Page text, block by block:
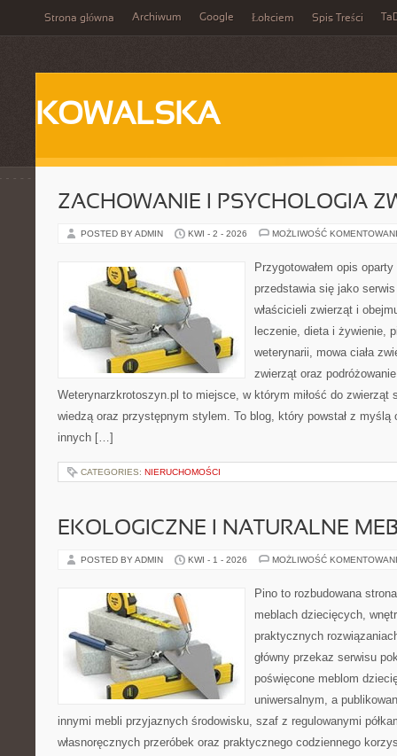
Strona główna Archiwum Google Łokciem Spis Treści
KOWALSKA
ZACHOWANIE I PSYCHOLOGIA
POSTED BY ADMIN KWI - 2 - 2026 MOŻLIWOŚĆ
Przygotowałem opis
przedstawia się jako
właścicieli zwierząt i
leczenie, dieta i żywienie,
weterynarii, mowa ciała
zwierząt oraz
Weterynarzkrotoszyn.pl to miejsce, w którym miłość do zwierząt
wiedzą oraz przystępnym stylem. To blog, który powstał z myślą
innych […]
CATEGORIES: NIERUCHOMOŚCI
EKOLOGICZNE I NATURALNE
POSTED BY ADMIN KWI - 1 - 2026 MOŻLIWOŚĆ
Pino to rozbudowana
meblach dziecięcych,
praktycznych
główny przekaz serwisu
poświęcone meblom
uniwersalnym, a
innymi mebli przyjaznych środowisku, szaf z regulowanymi
własnoręcznych przeróbek oraz praktycznego codziennego